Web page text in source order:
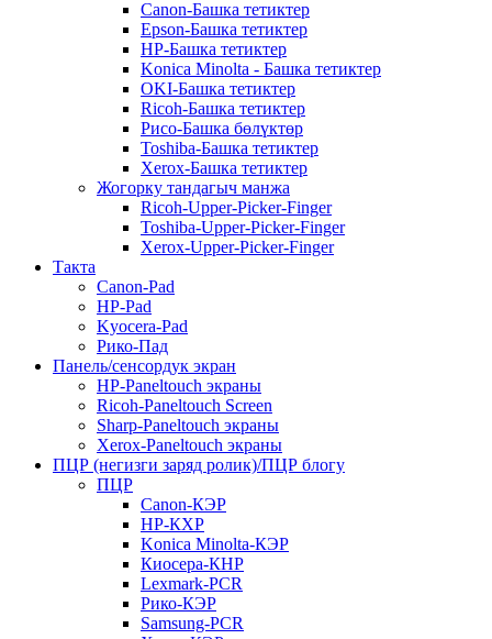
Canon-Башка тетиктер
Epson-Башка тетиктер
HP-Башка тетиктер
Konica Minolta - Башка тетиктер
OKI-Башка тетиктер
Ricoh-Башка тетиктер
Рисо-Башка бөлүктөр
Toshiba-Башка тетиктер
Xerox-Башка тетиктер
Жогорку тандагыч манжа
Ricoh-Upper-Picker-Finger
Toshiba-Upper-Picker-Finger
Xerox-Upper-Picker-Finger
Такта
Canon-Pad
HP-Pad
Kyocera-Pad
Рико-Пад
Панель/сенсордук экран
HP-Paneltouch экраны
Ricoh-Paneltouch Screen
Sharp-Paneltouch экраны
Xerox-Paneltouch экраны
ПЦР (негизги заряд ролик)/ПЦР блогу
ПЦР
Canon-КЭР
HP-КХР
Konica Minolta-КЭР
Киосера-КНР
Lexmark-PCR
Рико-КЭР
Samsung-PCR